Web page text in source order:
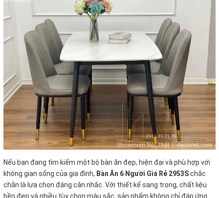
Nếu bạn đang tìm kiếm một bộ bàn ăn đẹp, hiện đại và phù hợp với
không gian sống của gia đình, Bàn Ăn 6 Người Giá Rẻ 2953Schắc
chắn là lựa chọn đáng cân nhắc. Với thiết kế sang trọng, chất liệu
bền đẹp và nhiều tùy chọn màu sắc, sản phẩm không chỉ đáp ứng